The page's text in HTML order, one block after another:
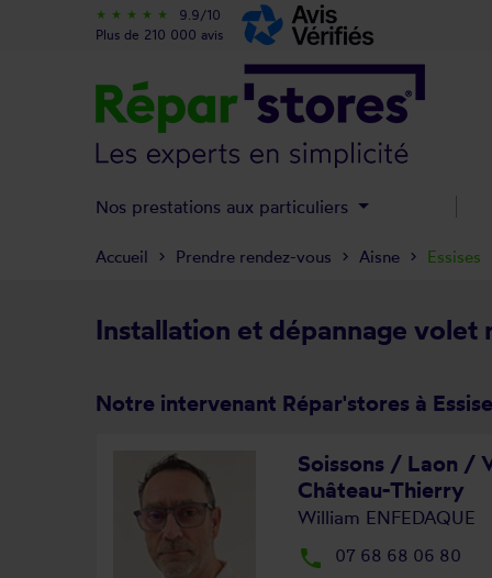
Installation et dépannage volet
Notre intervenant Répar'stores à
Soissons / Laon /
Château-Thierry
William ENFEDAQUE
local_phone 07 68 68 06 80
Accueil Prendre rendez-vous Aisne Essises
star_rate star_rate star_rate star_rate star_rate
9.9/10
Plus de 210 000 avis
Nos prestations aux particuliers